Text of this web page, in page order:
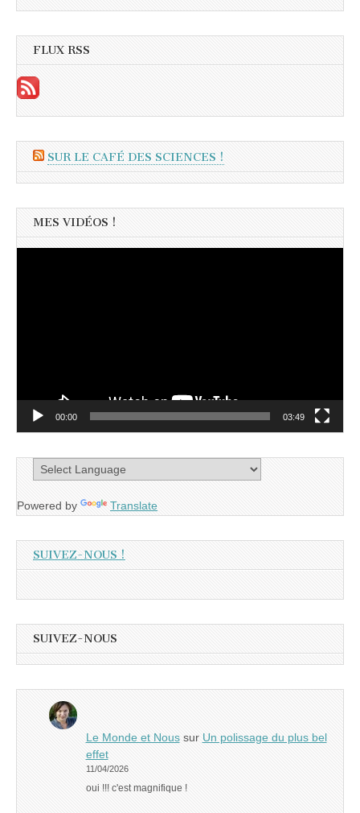
FLUX RSS
SUR LE CAFÉ DES SCIENCES !
MES VIDÉOS !
00:00 03:49
Powered by Translate
SUIVEZ-NOUS !
SUIVEZ-NOUS
Le Monde et Noussur Un polissage du plus bel
effet
11/04/2026
oui !!! c'est magnifique !